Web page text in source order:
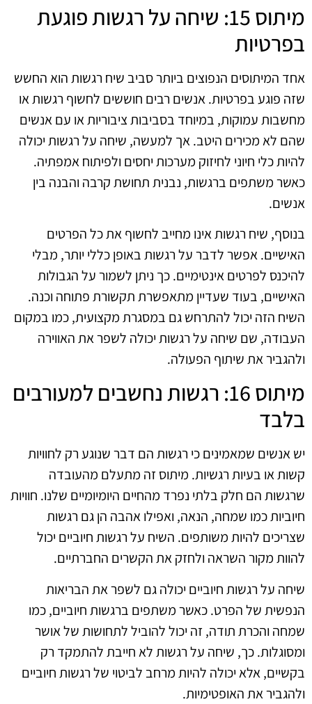
מיתוס 15: שיחה על רגשות פוגעת
בפרטיות
אחד המיתוסים הנפוצים ביותר סביב שיח רגשות הוא החשש
שזה פוגע בפרטיות. אנשים רבים חוששים לחשוף רגשות או
מחשבות עמוקות, במיוחד בסביבות ציבוריות או עם אנשים
שהם לא מכירים היטב. אך למעשה, שיחה על רגשות יכולה
להיות כלי חיוני לחיזוק מערכות יחסים ולפיתוח אמפתיה.
כאשר משתפים ברגשות, נבנית תחושת קרבה והבנה בין
אנשים.
בנוסף, שיח רגשות אינו מחייב לחשוף את כל הפרטים
האישיים. אפשר לדבר על רגשות באופן כללי יותר, מבלי
להיכנס לפרטים אינטימיים. כך ניתן לשמור על הגבולות
האישיים, בעוד שעדיין מתאפשרת תקשורת פתוחה וכנה.
השיח הזה יכול להתרחש גם במסגרת מקצועית, כמו במקום
העבודה, שם שיחה על רגשות יכולה לשפר את האווירה
ולהגביר את שיתוף הפעולה.
מיתוס 16: רגשות נחשבים למעורבים
בלבד
יש אנשים שמאמינים כי רגשות הם דבר שנוגע רק לחוויות
קשות או בעיות רגשיות. מיתוס זה מתעלם מהעובדה
שרגשות הם חלק בלתי נפרד מהחיים היומיומיים שלנו. חוויות
חיוביות כמו שמחה, הנאה, ואפילו אהבה הן גם רגשות
שצריכים להיות משותפים. השיח על רגשות חיוביים יכול
להוות מקור השראה ולחזק את הקשרים החברתיים.
שיחה על רגשות חיוביים יכולה גם לשפר את הבריאות
הנפשית של הפרט. כאשר משתפים ברגשות חיוביים, כמו
שמחה והכרת תודה, זה יכול להוביל לתחושות של אושר
ומסוגלות. כך, שיחה על רגשות לא חייבת להתמקד רק
בקשיים, אלא יכולה להיות מרחב לביטוי של רגשות חיוביים
ולהגביר את האופטימיות.